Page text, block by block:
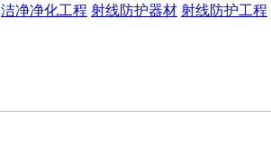
洁净净化工程 射线防护器材 射线防护工程